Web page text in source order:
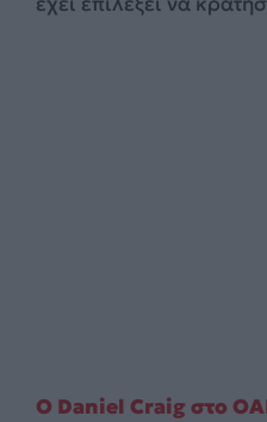
Ο Daniel Craig στο